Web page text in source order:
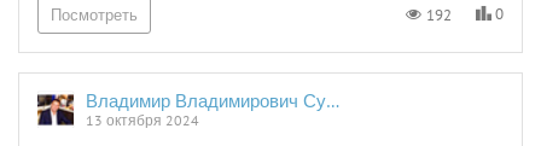
Посмотреть 192 0
Владимир Владимирович Сушков
13 октября 2024